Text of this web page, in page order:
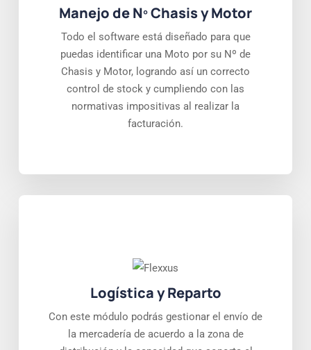
Manejo de Nº Chasis y Motor
Todo el software está diseñado para que
puedas identificar una Moto por su Nº de
Chasis y Motor, logrando así un correcto
control de stock y cumpliendo con las
normativas impositivas al realizar la
facturación.
Logística y Reparto
Con este módulo podrás gestionar el envío de
la mercadería de acuerdo a la zona de